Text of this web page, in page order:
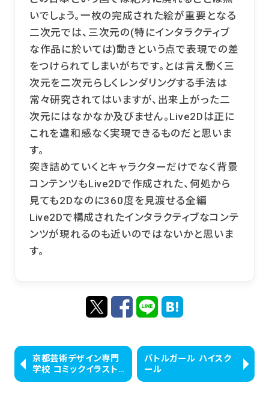
いでしょう。一枚の完成された絵が重要となる
二次元では、三次元の(特にインタラクティブ
な作品に於いては)動きという点で表現での差
をつけられてしまいがちです。とは言え動く三
次元を二次元らしくレンダリングする手法は
常々研究されてはいますが、出来上がった二
次元にはなかなか及びません。Live2Dは正に
これを違和感なく実現できるものだと思いま
す。
突き詰めていくとキャラクターだけでなく背景
コンテンツもLive2Dで作成された、何処から
見ても2Dなのに360度を見渡せる全編
Live2Dで構成されたインタラクティブなコンテ
ンツが現れるのも近いのではないかと思いま
す。
京都芸術デザイン専門
学校 コミックイラスト
コース
バトルガール ハイスク
ール